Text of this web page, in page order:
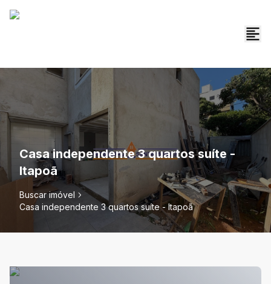
Casa independente 3 quartos suíte -
Itapoã
Buscar imóvel
Casa independente 3 quartos suíte - Itapoã